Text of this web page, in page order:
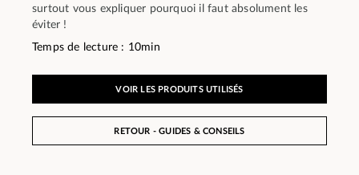
surtout vous expliquer pourquoi il faut absolument les
éviter !
Temps de lecture : 10min
VOIR LES PRODUITS UTILISÉS
RETOUR - GUIDES & CONSEILS